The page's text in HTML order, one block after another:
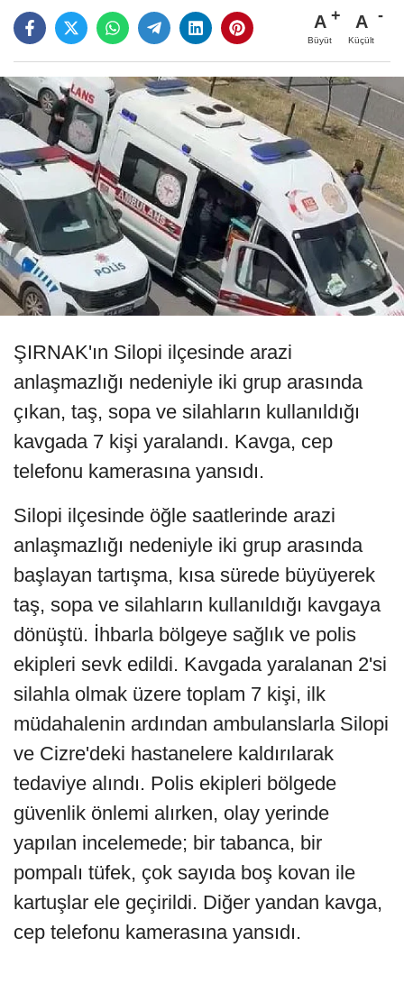
A
Büyüt
A
Küçült
ŞIRNAK'ın Silopi ilçesinde arazi
anlaşmazlığı nedeniyle iki grup arasında
çıkan, taş, sopa ve silahların kullanıldığı
kavgada 7 kişi yaralandı. Kavga, cep
telefonu kamerasına yansıdı.
Silopi ilçesinde öğle saatlerinde arazi
anlaşmazlığı nedeniyle iki grup arasında
başlayan tartışma, kısa sürede büyüyerek
taş, sopa ve silahların kullanıldığı kavgaya
dönüştü. İhbarla bölgeye sağlık ve polis
ekipleri sevk edildi. Kavgada yaralanan 2'si
silahla olmak üzere toplam 7 kişi, ilk
müdahalenin ardından ambulanslarla Silopi
ve Cizre'deki hastanelere kaldırılarak
tedaviye alındı. Polis ekipleri bölgede
güvenlik önlemi alırken, olay yerinde
yapılan incelemede; bir tabanca, bir
pompalı tüfek, çok sayıda boş kovan ile
kartuşlar ele geçirildi. Diğer yandan kavga,
cep telefonu kamerasına yansıdı.